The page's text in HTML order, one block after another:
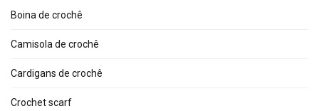
Boina de crochê
Camisola de crochê
Cardigans de crochê
Crochet scarf